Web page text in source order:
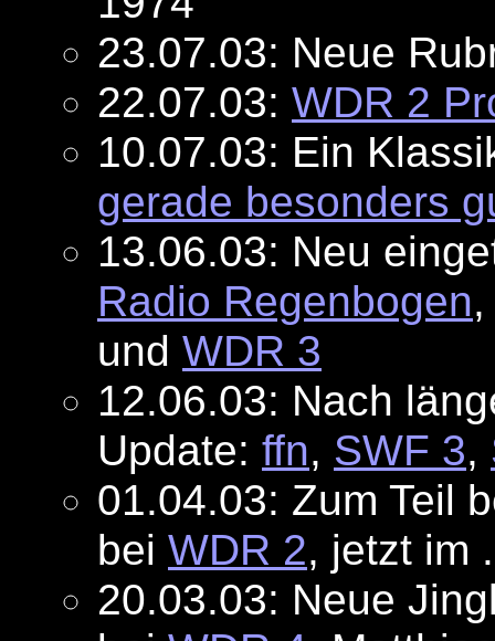
23.07.03: Neue
22.07.03: WDR 2
10.07.03: Ein
gerade besonders
13.06.03: Neu
Radio Regenbogen
und WDR 3
12.06.03: Nach
Update: ffn, SWF 3,
01.04.03: Zum Teil
bei WDR 2, jetzt im
20.03.03: Neue